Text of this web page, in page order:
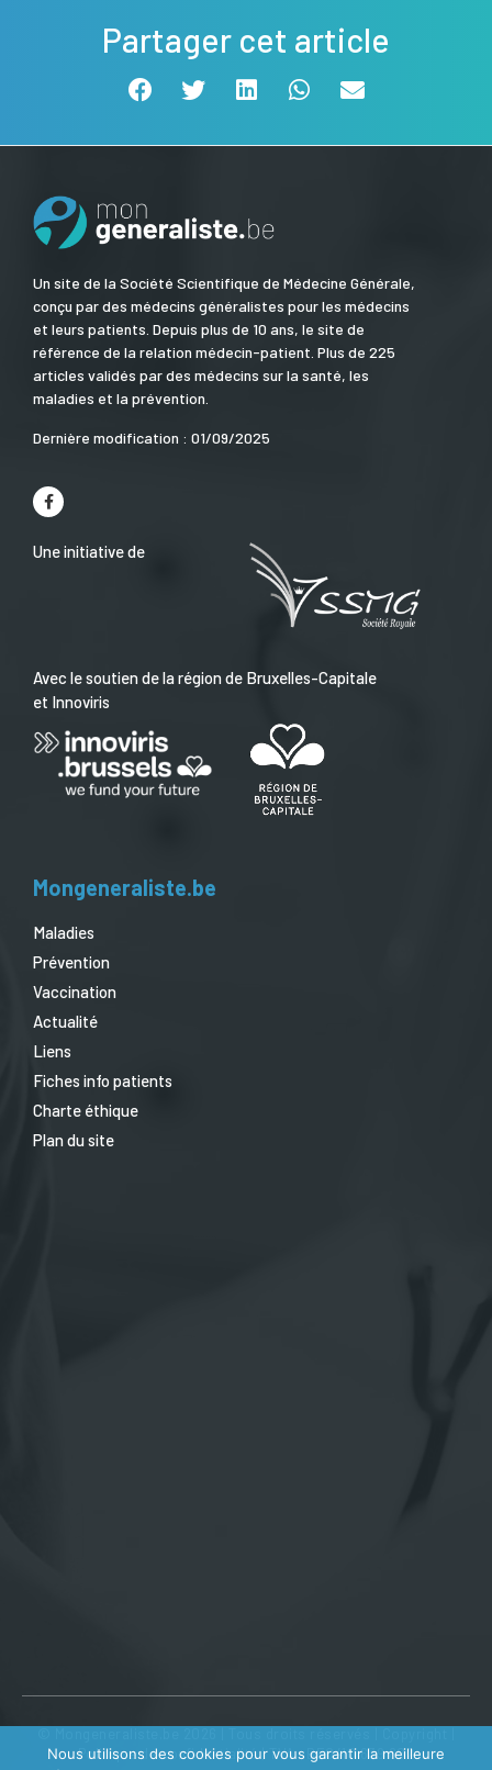
Partager cet article
Un site de la Société Scientifique de Médecine Générale,
conçu par des médecins généralistes pour les médecins
et leurs patients. Depuis plus de 10 ans, le site de
référence de la relation médecin-patient. Plus de 225
articles validés par des médecins sur la santé, les
maladies et la prévention.
Dernière modification : 01/09/2025
Une initiative de
Avec le soutien de la région de Bruxelles-Capitale
et Innoviris
Mongeneraliste.be
Maladies
Prévention
Vaccination
Actualité
Liens
Fiches info patients
Charte éthique
Plan du site
Politique de confidentialité| TVA : BE0410 639 602
Nous utilisons des cookies pour vous garantir la meilleure